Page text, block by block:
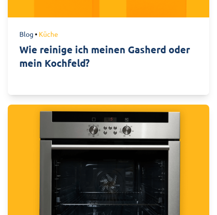
Blog • Küche
Wie reinige ich meinen Gasherd oder
mein Kochfeld?